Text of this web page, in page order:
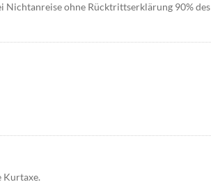
Nichtanreise ohne Rücktrittserklärung 90% des
Kurtaxe.